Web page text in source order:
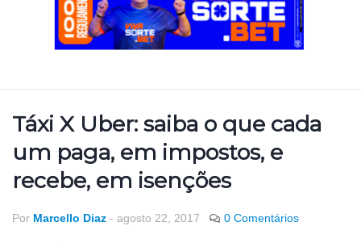
Táxi X Uber: saiba o que cada
um paga, em impostos, e
recebe, em isenções
Por Marcello Diaz - agosto 22, 2017 0 Comentários